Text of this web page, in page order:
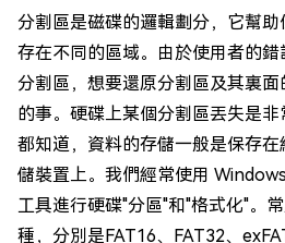
分割區是磁碟的邏輯劃分，它幫
存在不同的區域。由於使用者的
分割區，想要還原分割區及其裏
的事。硬碟上某個分割區丟失是
都知道，資料的存儲一般是保存
儲裝置上。我們經常使用
工具進行硬碟"分區"和"格式化"。
種，分別是FAT16、FAT32、